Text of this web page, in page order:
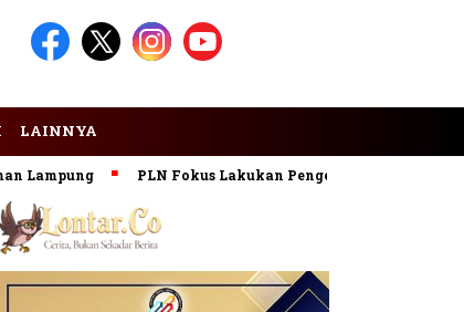
LAINNYA
PLN Fokus Lakukan Pengembangan Pembangkit